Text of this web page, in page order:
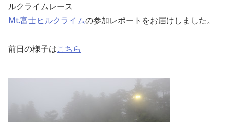
ルクライムレース
Mt.富士ヒルクライムの参加レポートをお届けしました。
前日の様子はこちら